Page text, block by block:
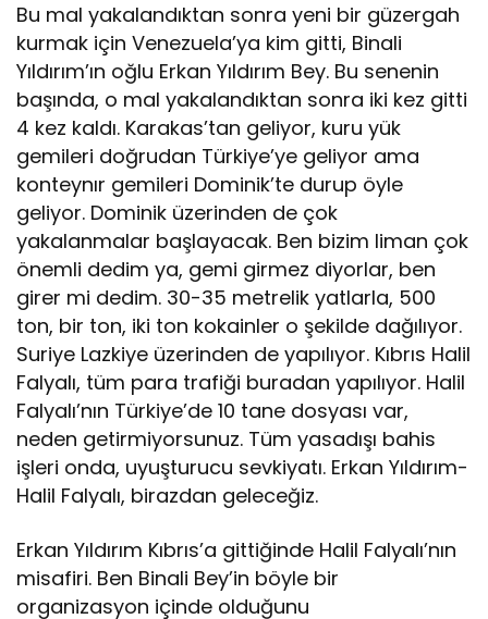
Bu mal yakalandıktan sonra yeni bir güzergah
kurmak için Venezuela’ya kim gitti, Binali
Yıldırım’ın oğlu Erkan Yıldırım Bey. Bu senenin
başında, o mal yakalandıktan sonra iki kez gitti
4 kez kaldı. Karakas’tan geliyor, kuru yük
gemileri doğrudan Türkiye’ye geliyor ama
konteynır gemileri Dominik’te durup öyle
geliyor. Dominik üzerinden de çok
yakalanmalar başlayacak. Ben bizim liman çok
önemli dedim ya, gemi girmez diyorlar, ben
girer mi dedim. 30-35 metrelik yatlarla, 500
ton, bir ton, iki ton kokainler o şekilde dağılıyor.
Suriye Lazkiye üzerinden de yapılıyor. Kıbrıs Halil
Falyalı, tüm para trafiği buradan yapılıyor. Halil
Falyalı’nın Türkiye’de 10 tane dosyası var,
neden getirmiyorsunuz. Tüm yasadışı bahis
işleri onda, uyuşturucu sevkiyatı. Erkan Yıldırım-
Halil Falyalı, birazdan geleceğiz.
Erkan Yıldırım Kıbrıs’a gittiğinde Halil Falyalı’nın
misafiri. Ben Binali Bey’in böyle bir
organizasyon içinde olduğunu